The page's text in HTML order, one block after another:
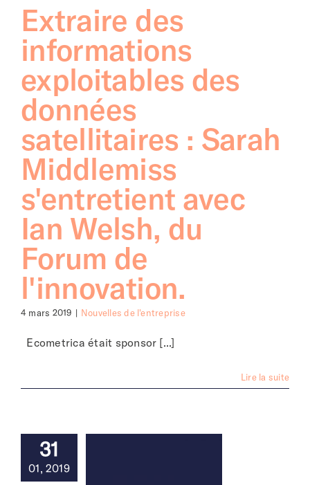
Extraire des
informations
exploitables des
données
satellitaires : Sarah
Middlemiss
s'entretient avec
Ian Welsh, du
Forum de
l'innovation.
4 mars 2019 | Nouvelles de l'entreprise
Ecometrica était sponsor [...]
Lire la suite
31
01, 2019